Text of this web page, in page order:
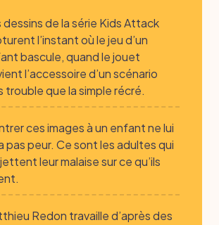
dessins de la série Kids Attack
l’instant où le jeu d’un
bascule, quand le jouet
l’accessoire d’un scénario
trouble que la simple récré.
ces images à un enfant ne lui
pas peur. Ce sont les adultes qui
leur malaise sur ce qu’ils
Redon travaille d’après des